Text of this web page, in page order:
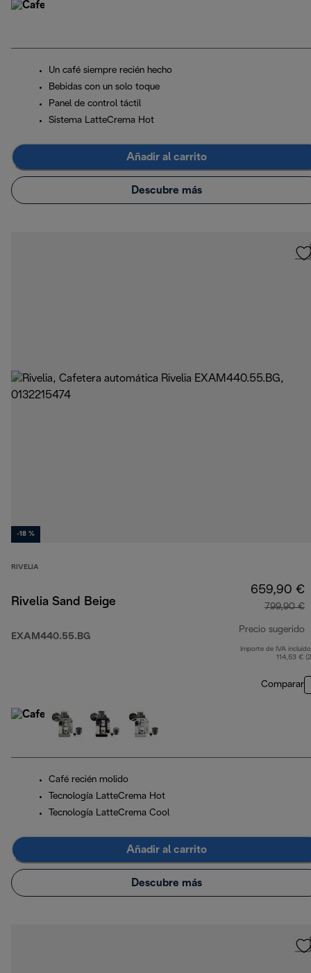
Un café siempre recién hecho
Bebidas con un solo toque
Panel de control táctil
Sistema LatteCrema Hot
Añadir al carrito
Descubre más
-18 %
RIVELIA
Rivelia Sand Beige
EXAM440.55.BG
659,90 €
799,90 €
Precio sugerido
Importe de IVA
114,53 €
Comparar
Café recién molido
Tecnología LatteCrema Hot
Tecnología LatteCrema Cool
Añadir al carrito
Descubre más